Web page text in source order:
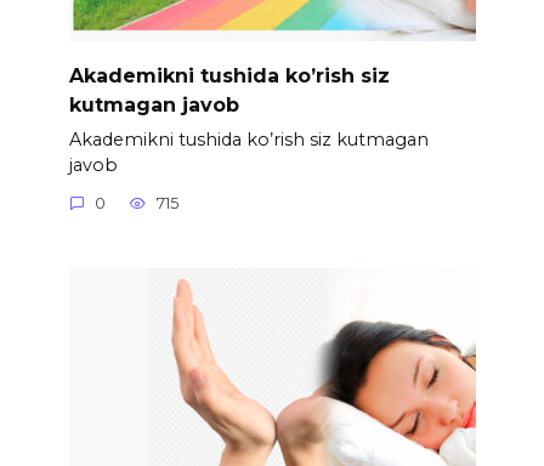
Akademikni tushida ko’rish siz
kutmagan javob
Akademikni tushida ko’rish siz kutmagan
javob
0 715